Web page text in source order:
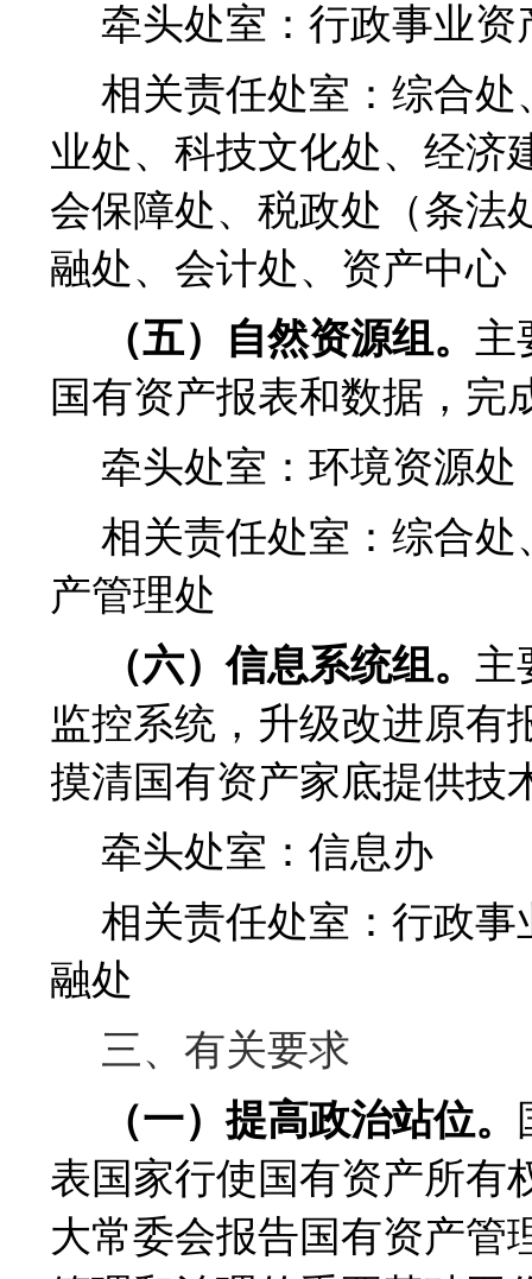
牵头处室：行政事业资
相关责任处室：综合
业处、科技文化处、经济
会保障处、税政处（条法
融处、会计处、资产中心
（五）自然资源组。 主
国有资产报表和数据，完
牵头处室：环境资源处
相关责任处室：综合
产管理处
（六）信息系统组。 主
监控系统，升级改进原有
摸清国有资产家底提供技
牵头处室：信息办
相关责任处室：行政
融处
三、有关要求
（一）提高政治站位。
表国家行使国有资产所有
大常委会报告国有资产管